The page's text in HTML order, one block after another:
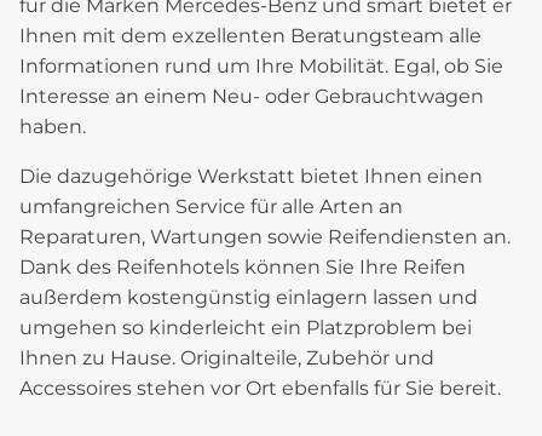
für die Marken Mercedes-Benz und smart bietet er
Ihnen mit dem exzellenten Beratungsteam alle
Informationen rund um Ihre Mobilität. Egal, ob Sie
Interesse an einem Neu- oder Gebrauchtwagen
haben.
Die dazugehörige Werkstatt bietet Ihnen einen
umfangreichen Service für alle Arten an
Reparaturen, Wartungen sowie Reifendiensten an.
Dank des Reifenhotels können Sie Ihre Reifen
außerdem kostengünstig einlagern lassen und
umgehen so kinderleicht ein Platzproblem bei
Ihnen zu Hause. Originalteile, Zubehör und
Accessoires stehen vor Ort ebenfalls für Sie bereit.